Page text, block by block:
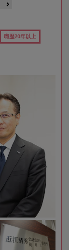
職歴20年以上